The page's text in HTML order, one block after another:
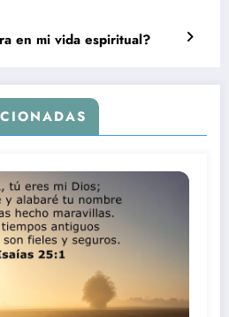
en mi vida espiritual?